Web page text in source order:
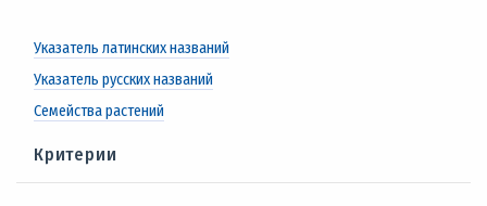
Указатель латинских названий
Указатель русских названий
Семейства растений
Критерии